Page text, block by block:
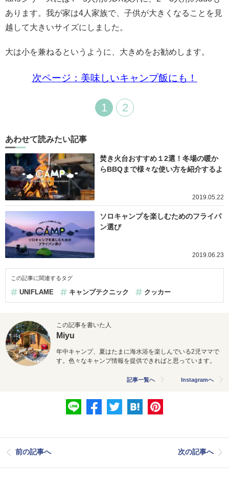
あります。 我が家は4人家族で、子供が大きくなることを見
越して大きいサイズにしました。
大は小を兼ねるというように、大きめをお勧めします。
次ページ：美味しいキャンプ飯にも！
1 2
あわせて読みたい記事
焚き火台おすすめ１2選！冬場の暖か
らBBQまで様々な使い方を紹介するよ
2019.05.22
ソロキャンプを楽しむためのフライパ
ン選び
2019.06.23
この記事に関連するタグ
UNIFLAME キャンプテクニック クッカー
この記事を書いた人
Miyu
年中キャンプ、夏はたまに海水浴を楽しんでいる2児ママで
す。色々なキャンプ情報を提供できればと思っています。
記事一覧へ Instagramへ
前の記事へ 次の記事へ